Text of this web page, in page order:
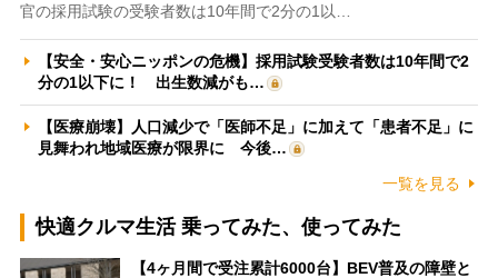
官の採用試験の受験者数は10年間で2分の1以…
【安全・安心ニッポンの危機】採用試験受験者数は10年間で2
分の1以下に！ 出生数減がも…
【医療崩壊】人口減少で「医師不足」に加えて「患者不足」に
見舞われ地域医療が限界に 今後…
一覧を見る
快適クルマ生活 乗ってみた、使ってみた
【4ヶ月間で受注累計6000台】BEV普及の障壁と